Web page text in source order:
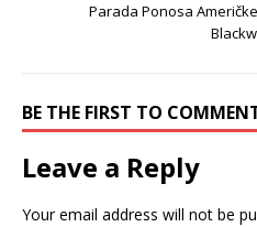
Parada Ponosa
BE THE FIRST TO
Leave a Reply
Your email address will not be